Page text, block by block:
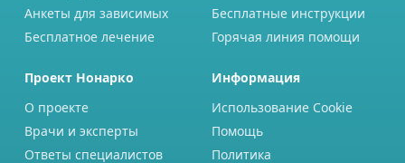
Анкеты для зависимых
Бесплатное лечение
Бесплатные инструкции
Горячая линия помощи
Проект Нонарко
О проекте
Врачи и эксперты
Ответы специалистов
Информация
Использование Cookie
Помощь
Политика